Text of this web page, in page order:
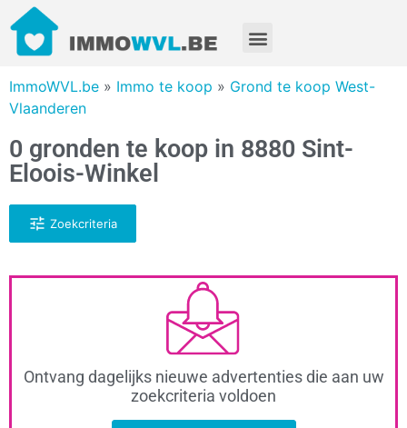
ImmoWVL.be » Immo te koop » Grond te koop West-
Vlaanderen
0 gronden te koop in 8880 Sint-
Eloois-Winkel
Zoekcriteria
Ontvang dagelijks nieuwe advertenties die aan uw
zoekcriteria voldoen